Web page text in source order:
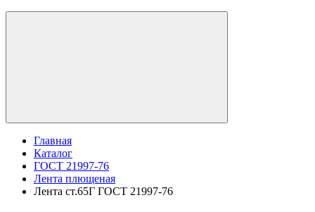
Главная
Каталог
ГОСТ 21997-76
Лента плющеная
Лента ст.65Г ГОСТ 21997-76